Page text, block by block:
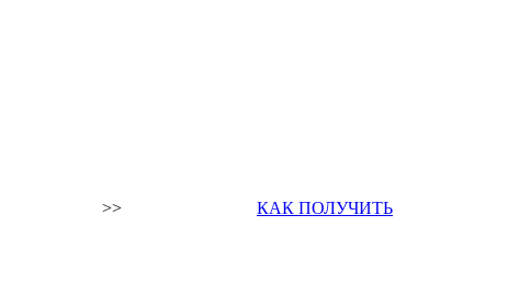
>> КАК ПОЛУЧИТЬ